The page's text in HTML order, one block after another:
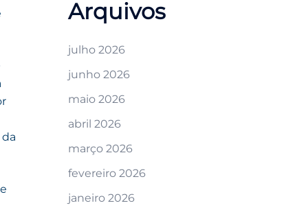
Arquivos
julho 2026
junho 2026
maio 2026
abril 2026
março 2026
fevereiro 2026
janeiro 2026